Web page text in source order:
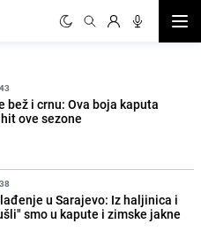
bež i crnu: Ova boja kaputa
ove sezone
u Sarajevo: Iz haljinica i
smo u kapute i zimske jakne